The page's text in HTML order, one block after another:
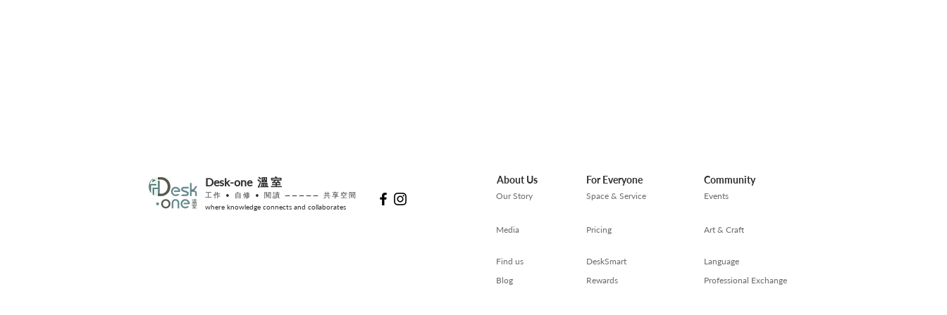
Desk-one溫室
工作 • 自修
• 閱讀 ————— 共享空間
where knowledge connects and collaborates
About Us
Our Story
Media
Find us
Blog
For Everyone
Space & Service
Pricing
DeskSmart
Rewards
Community
Events
Art & Craft
Language
Professional Exchange